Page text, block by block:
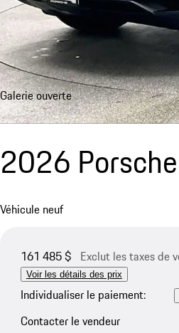
Galerie ouverte
2026
Véhicule neuf
161 485 $ Exclut les taxes de
Voir les détails des prix
Individualiser le paiement:
Contacter le vendeur